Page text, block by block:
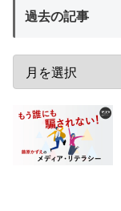
過去の記事